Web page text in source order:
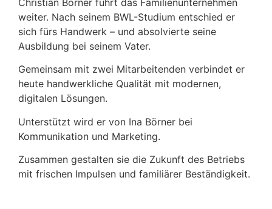
weiter. Nach seinem BWL-Studium entschied er
sich fürs Handwerk – und absolvierte seine
Ausbildung bei seinem Vater.
Gemeinsam mit zwei Mitarbeitenden verbindet er
heute handwerkliche Qualität mit modernen,
digitalen Lösungen.
Unterstützt wird er von Ina Börner bei
Kommunikation und Marketing.
Zusammen gestalten sie die Zukunft des Betriebs
mit frischen Impulsen und familiärer Beständigkeit.